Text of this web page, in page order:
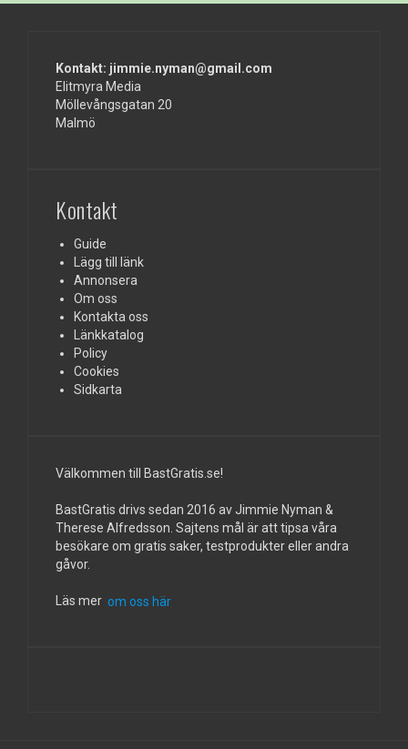
Kontakt: jimmie.nyman@gmail.com
Elitmyra Media
Möllevångsgatan 20
Malmö
Kontakt
Guide
Lägg till länk
Annonsera
Om oss
Kontakta oss
Länkkatalog
Policy
Cookies
Sidkarta
Välkommen till BastGratis.se!
BastGratis drivs sedan 2016 av Jimmie Nyman &
Therese Alfredsson. Sajtens mål är att tipsa våra
besökare om gratis saker, testprodukter eller andra
gåvor.
Läs mer om oss här